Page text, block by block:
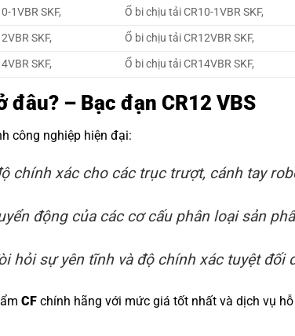
1VBR SKF,
Ổ bi chịu tải CR10-1VBR SKF,
SKF,
Ổ bi chịu tải CR12VBR SKF,
SKF, Ổ bi chịu tải CR14VBR SKF,
– Bạc đạn CR12 VBS
công nghiệp hiện đại:
chính xác cho các trục trượt, cánh tay
động của các cơ cấu phân loại sản
hỏi sự yên tĩnh và độ chính xác tuyệt đối
CF chính hãng với mức giá tốt nhất và dịch vụ